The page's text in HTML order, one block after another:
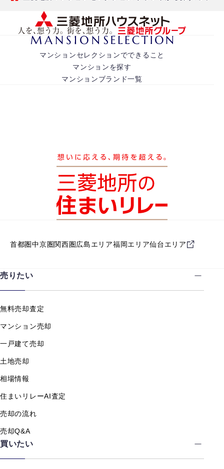
マンションセレクションでできること
マンションを探す
マンションブランド一覧
首都圏中京圏関西圏広島エリア福岡エリア仙台エリア
売りたい
無料売却査定
マンション売却
一戸建て売却
土地売却
相場情報
住まいリレーAI査定
売却の流れ
売却Q&A
買いたい